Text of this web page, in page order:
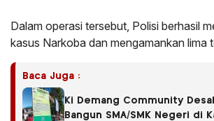
Dalam operasi tersebut, Polisi berhasil
kasus Narkoba dan mengamankan lima
Baca Juga :
Ki Demang Community
Bangun SMA/SMK Negeri di